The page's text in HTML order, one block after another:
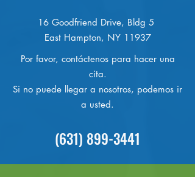
16 Goodfriend Drive, Bldg 5
East Hampton, NY 11937
Por favor, contáctenos para hacer una
cita.
Si no puede llegar a nosotros, podemos ir
a usted.
(631) 899-3441